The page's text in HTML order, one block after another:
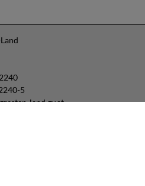
5
land.gv.at